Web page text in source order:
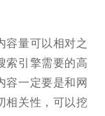
容量可以相对之
索引擎需要的高
容一定要是和网
相关性，可以挖